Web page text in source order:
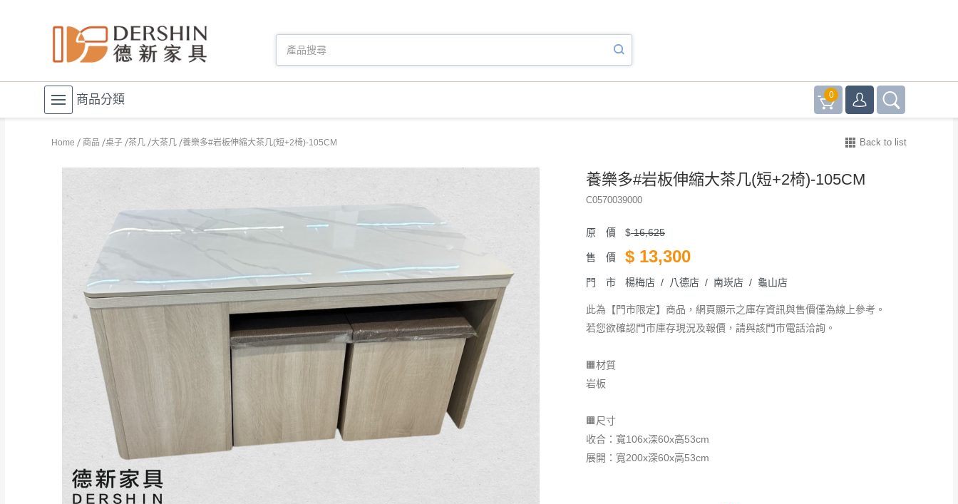
商品分類 0
Home 商品 桌子 茶几 大茶几 養樂多#岩板伸縮大茶几(短+2椅)-105CM Back to list
養樂多#岩板伸縮大茶几(短+2椅)-105CM
C0570039000
原 價 $16,625
售 價 $ 13,300
門 市 楊梅店 / 八德店 / 南崁店 / 龜山店
此為【門市限定】商品，網頁顯示之庫存資訊與售價僅為線上參考。
若您欲確認門市庫存現況及報價，請與該門市電話洽詢。
🟧材質
岩板
🟧尺寸
收合：寬106x深60x高53cm
展開：寬200x深60x高53cm